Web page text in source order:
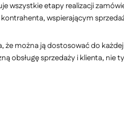
wszystkie etapy realizacji
wspierającym
że można ją dostosować do
obsługę sprzedaży i klienta, nie